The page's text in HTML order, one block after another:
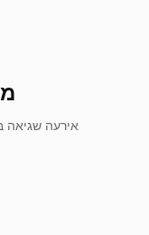
אירעה שגיאה